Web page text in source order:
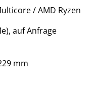
/ AMD Ryzen
auf Anfrage
mm